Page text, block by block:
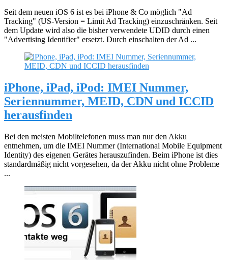
Seit dem neuen iOS 6 ist es bei iPhone & Co möglich "Ad
Tracking" (US-Version = Limit Ad Tracking) einzuschränken. Seit
dem Update wird also die bisher verwendete UDID durch einen
"Advertising Identifier" ersetzt. Durch einschalten der Ad ...
iPhone, iPad, iPod: IMEI Nummer,
Seriennummer, MEID, CDN und ICCID
herausfinden
Bei den meisten Mobiltelefonen muss man nur den Akku
entnehmen, um die IMEI Nummer (International Mobile Equipment
Identity) des eigenen Gerätes herauszufinden. Beim iPhone ist dies
standardmäßig nicht vorgesehen, da der Akku nicht ohne Probleme
...